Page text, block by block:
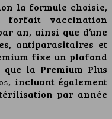
la formule choisie,
forfait vaccination
an, ainsi que d’une
antiparasitaires et
fixe un plafond
la Premium Plus
, incluant également
par année